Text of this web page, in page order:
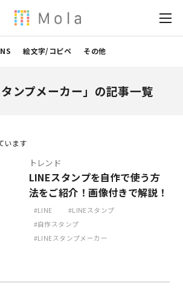
絵文字/コピペ その他
ンプメーカー」の記事一覧
います
トレンド
LINEスタンプを自作で使う方
法をご紹介！画像付きで解説！
LINE
LINEスタンプ
自作スタンプ
LINEスタンプメーカー